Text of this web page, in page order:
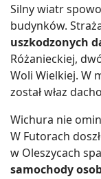
Silny wiatr
budynków.
uszkodzonych
Różanieckiej,
Woli Wielkiej. W
został właz
Wichura nie
W Futorach
w Oleszycach
samochody